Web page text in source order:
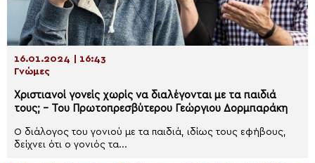
16.01.2024 | 16:43
Γνώμες
Χριστιανοί γονείς χωρίς να διαλέγονται με τα παιδιά
τους; – Του Πρωτοπρεσβύτερου Γεώργιου Δορμπαράκη
Ο διάλογος του γονιού με τα παιδιά, ιδίως τους εφήβους,
δείχνει ότι ο γονιός τα...